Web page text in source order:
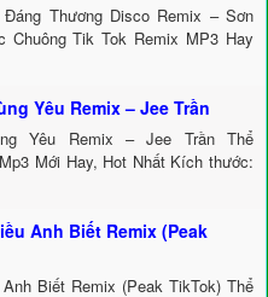
Thương Disco Remix – Sơn
Chuông Tik Tok Remix MP3 Hay
Yêu Remix – Jee Trần
Yêu Remix – Jee Trần Thể
Mới Hay, Hot Nhất Kích thước:
Anh Biết Remix (Peak
Biết Remix (Peak TikTok) Thể